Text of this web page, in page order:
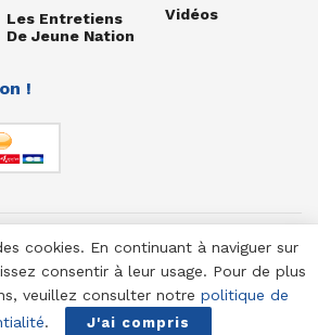
Les Entretiens
De Jeune Nation
Vidéos
!
cookies. En continuant à naviguer sur
consentir à leur usage. Pour de plus
veuillez consulter notre politique de
. J'ai compris